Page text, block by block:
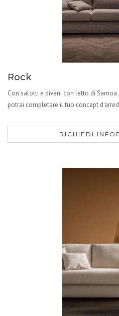
Rock
Con salotti e divani con letto di
potrai completare il tuo concept
RICHIEDI